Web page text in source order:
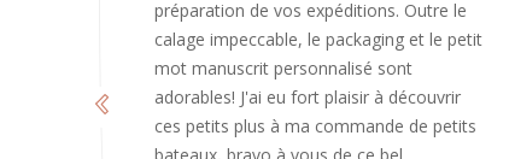
est bienveillant et fait plaisir. Je ne
manquerai pas de recommandé chez
vous. Bonne continuation et merci à vous.